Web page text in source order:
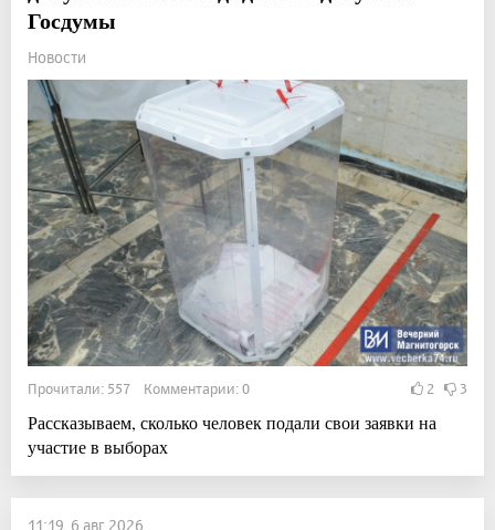
Госдумы
Новости
Прочитали: 557 Комментарии: 0 2 3
Рассказываем, сколько человек подали свои заявки на
участие в выборах
11:19, 6 авг 2026